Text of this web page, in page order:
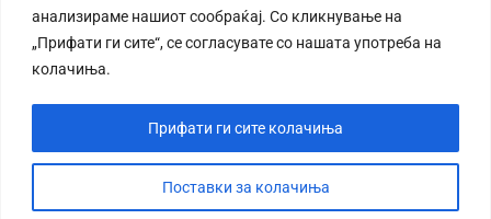
анализираме нашиот сообраќај. Со кликнување на
„Прифати ги сите“, се согласувате со нашата употреба на
колачиња.
Поставки за колачиња
Прифати ги сите колачиња
СТОРИЈА
ДЕБАТА